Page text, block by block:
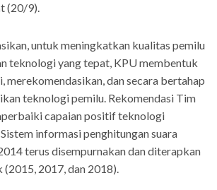
(20/9).
untuk meningkatkan kualitas pemilu
teknologi yang tepat, KPU membentuk
merekomendasikan, dan secara bertahap
teknologi pemilu. Rekomendasi Tim
capaian positif teknologi
informasi penghitungan suara
terus disempurnakan dan diterapkan
2017, dan 2018).